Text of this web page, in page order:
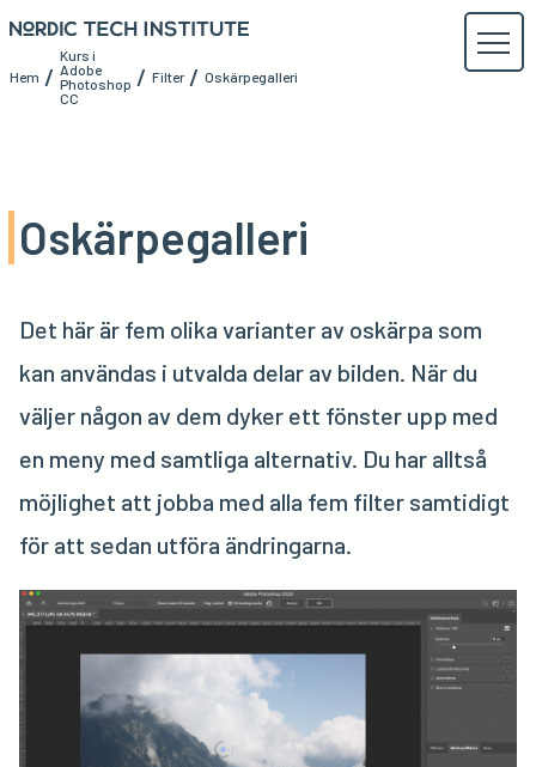
Hem /
Kurs i
Adobe
Photoshop
CC
/ Filter / Oskärpegalleri
Oskärpegalleri
Det här är fem olika varianter av oskärpa som
kan användas i utvalda delar av bilden. När du
väljer någon av dem dyker ett fönster upp med
en meny med samtliga alternativ. Du har alltså
möjlighet att jobba med alla fem filter samtidigt
för att sedan utföra ändringarna.